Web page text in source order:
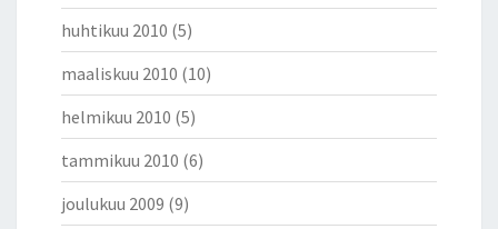
huhtikuu 2010 (5)
maaliskuu 2010 (10)
helmikuu 2010 (5)
tammikuu 2010 (6)
joulukuu 2009 (9)